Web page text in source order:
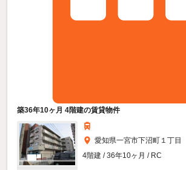
築36年10ヶ月 4階建の賃貸物件
愛知県一宮市下沼町１丁目
4階建 / 36年10ヶ月 / RC